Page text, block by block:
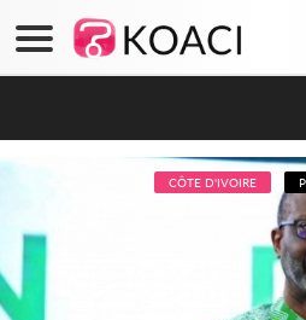
dépigmentants dangereux
CÔTE D'IVOIRE